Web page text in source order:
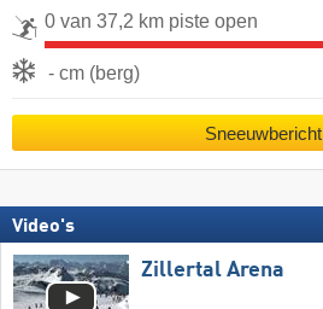
0 van 37,2 km piste open
- cm (berg)
Sneeuwbericht
Video's
Zillertal Arena